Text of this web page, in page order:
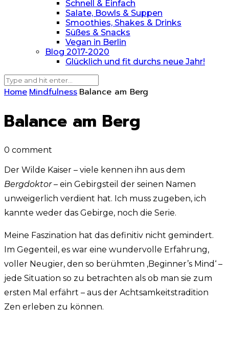
Schnell & Einfach
Salate, Bowls & Suppen
Smoothies, Shakes & Drinks
Süßes & Snacks
Vegan in Berlin
Blog 2017-2020
Glücklich und fit durchs neue Jahr!
HomeMindfulness Balance am Berg
Balance am Berg
0 comment
Der Wilde Kaiser – viele kennen ihn aus dem
Bergdoktor– ein Gebirgsteil der seinen Namen
unweigerlich verdient hat. Ich muss zugeben, ich
kannte weder das Gebirge, noch die Serie.
Meine Faszination hat das definitiv nicht gemindert.
Im Gegenteil, es war eine wundervolle Erfahrung,
voller Neugier, den so berühmten ‚Beginner’s Mind‘ –
jede Situation so zu betrachten als ob man sie zum
ersten Mal erfährt – aus der Achtsamkeitstradition
Zen erleben zu können.